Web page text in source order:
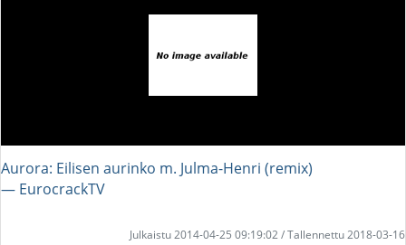
Aurora: Eilisen aurinko m. Julma-Henri (remix)
― EurocrackTV
Julkaistu 2014-04-25 09:19:02 / Tallennettu 2018-03-16